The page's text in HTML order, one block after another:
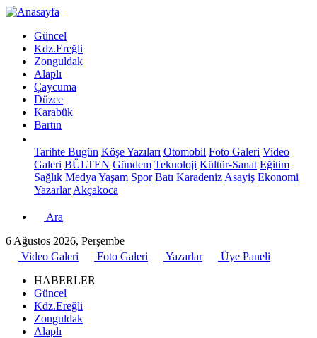
Güncel
Kdz.Ereğli
Zonguldak
Alaplı
Çaycuma
Düzce
Karabük
Bartın
Tarihte Bugün Köşe Yazıları Otomobil Foto Galeri Video
Galeri BÜLTEN Gündem Teknoloji Kültür-Sanat Eğitim
Sağlık Medya Yaşam Spor Batı Karadeniz Asayiş Ekonomi
Yazarlar Akçakoca
Ara
6 Ağustos 2026, Perşembe
Video Galeri
Foto Galeri Yazarlar
Üye Paneli
HABERLER
Güncel
Kdz.Ereğli
Zonguldak
Alaplı